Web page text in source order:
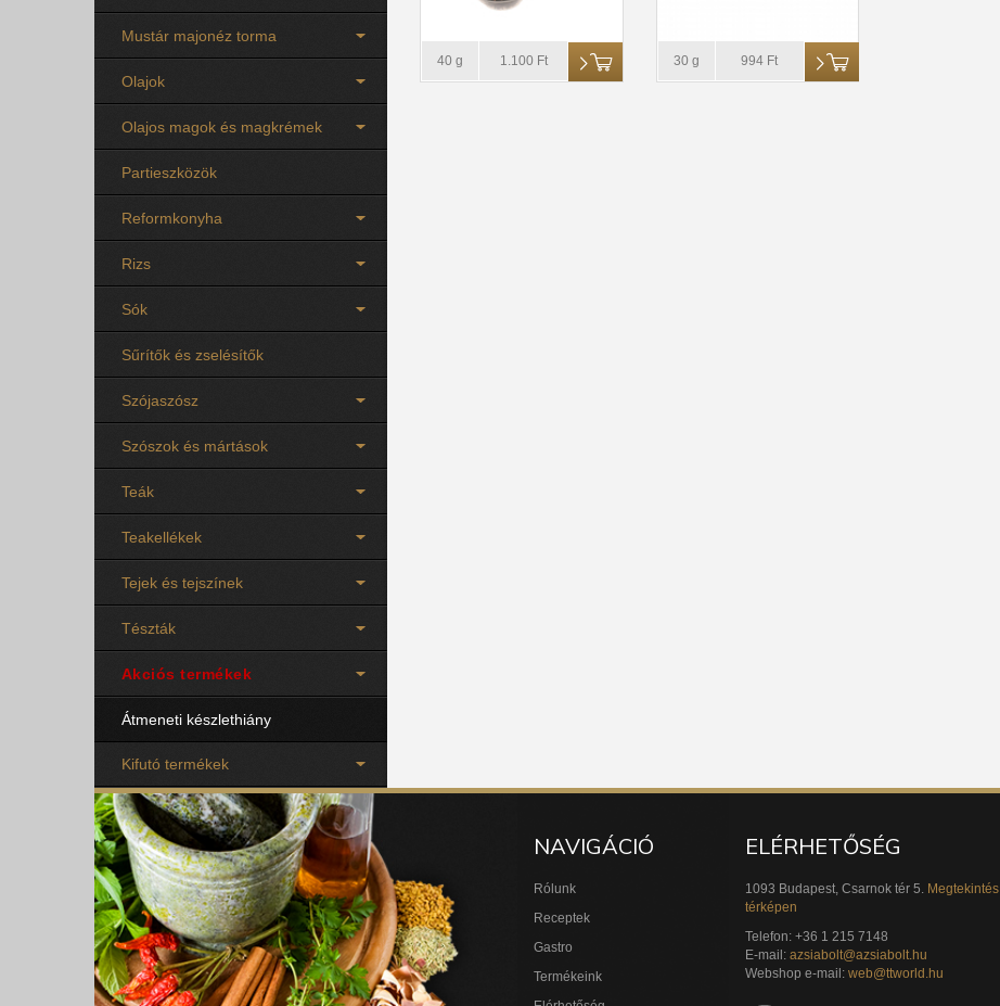
Mustár majonéz torma
Olajok
Olajos magok és magkrémek
Partieszközök
Reformkonyha
Rizs
Sók
Sűrítők és zselésítők
Szójaszósz
Szószok és mártások
Teák
Teakellékek
Tejek és tejszínek
Tészták
Akciós termékek
Átmeneti készlethiány
Kifutó termékek
40 g 1.100 Ft 30 g 994 Ft
NAVIGÁCIÓ
Rólunk
Receptek
Gastro
Termékeink
ELÉRHETŐSÉG
1093 Budapest, Csarnok tér 5. Megtekintés
térképen
Telefon: +36 1 215 7148
E-mail: azsiabolt@azsiabolt.hu
Webshop e-mail: web@ttworld.hu